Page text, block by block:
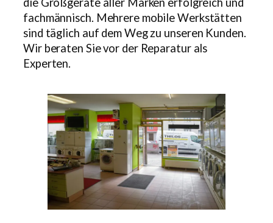
fachmännisch. Mehrere mobile Werkstätten
sind täglich auf dem Weg zu unseren Kunden.
Wir beraten Sie vor der Reparatur als
Experten.